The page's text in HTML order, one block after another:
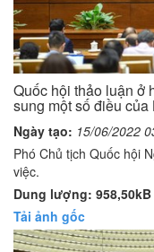
Quốc hội thảo luận ở
sung một số điều
Ngày tạo: 15/06/2022
Phó Chủ tịch Quốc hội
việc.
Dung lượng: 958,50kB
Tải ảnh gốc